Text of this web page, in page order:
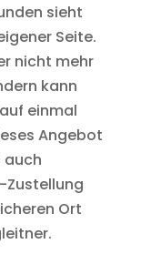
sieht
Seite.
nicht mehr
kann
einmal
Angebot
auch
Zustellung
Ort